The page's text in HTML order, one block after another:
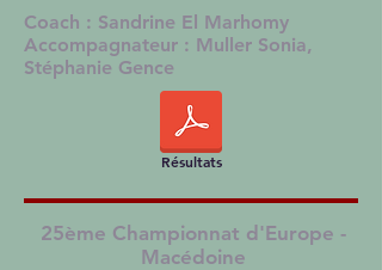
Coach : Sandrine El Marhomy
Accompagnateur : Muller Sonia,
Stéphanie Gence
Résultats
25ème Championnat d'Europe -
Macédoine